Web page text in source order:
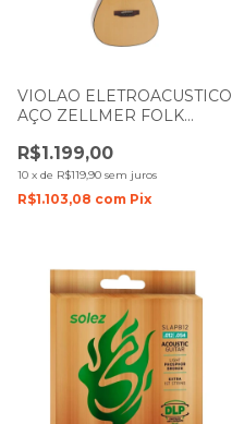
VIOLAO ELETROACUSTICO
AÇO ZELLMER FOLK
BRILHANTE COM CAPA
R$1.199,00
10 x de R$119,90 sem juros
R$1.103,08 com Pix